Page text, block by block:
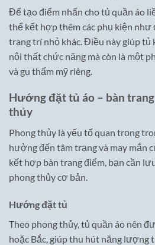
Để tạo điểm nhấn cho tủ quần áo
thể kết hợp thêm các phụ kiện như
trang trí nhỏ khác. Điều này giúp tủ
nội thất chức năng mà còn là một
và gu thẩm mỹ riêng.
Hướng đặt tủ áo – bàn
thủy
Phong thủy là yếu tố quan trọng
hưởng đến tâm trạng và may mắn
kết hợp bàn trang điểm, bạn cần
phong thủy cơ bản.
Hướng đặt tủ
Theo phong thủy, tủ quần áo nên
hoặc Bắc, giúp thu hút năng lượng